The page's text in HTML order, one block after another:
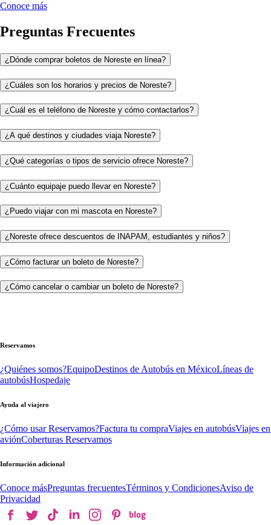
Conoce más
Preguntas Frecuentes
¿Dónde comprar boletos de Noreste en línea?
¿Cuáles son los horarios y precios de Noreste?
¿Cuál es el teléfono de Noreste y cómo contactarlos?
¿A qué destinos y ciudades viaja Noreste?
¿Qué categorías o tipos de servicio ofrece Noreste?
¿Cuánto equipaje puedo llevar en Noreste?
¿Puedo viajar con mi mascota en Noreste?
¿Noreste ofrece descuentos de INAPAM, estudiantes y niños?
¿Cómo facturar un boleto de Noreste?
¿Cómo cancelar o cambiar un boleto de Noreste?
Reservamos
¿Quiénes somos?EquipoDestinos de Autobús en MéxicoLíneas de
autobúsHospedaje
Ayuda al viajero
¿Cómo usar Reservamos?Factura tu compraViajes en autobúsViajes en
aviónCoberturas Reservamos
Información adicional
Conoce másPreguntas frecuentesTérminos y CondicionesAviso de
Privacidad